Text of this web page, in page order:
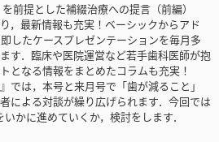
前提とした補綴治療への提言（前編）
，最新情報も充実！ベーシックからアド
したケースプレゼンテーションを毎月多
す．臨床や医院運営など若手歯科医師が抱
となる情報をまとめたコラムも充実！
では，本号と来月号で「歯が減ること」
による対談が繰り広げられます．今回では
かに進めていくか，検討をします．